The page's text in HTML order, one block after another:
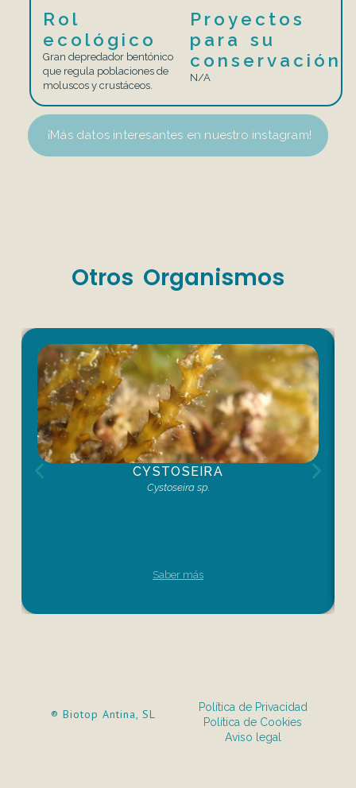
Rol
ecológico
Gran depredador bentónico
que regula poblaciones de
moluscos y crustáceos.
Proyectos
para su
conservación
N/A
¡Más datos interesantes en nuestro instagram!
Otros Organismos
CYSTOSEIRA
Cystoseira sp.
Saber más
® Biotop Antina, SL
Política de Privacidad
Política de Cookies
Aviso legal